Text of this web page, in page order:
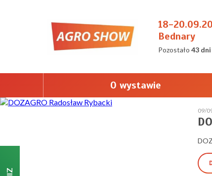
18-
Bednary
Pozostało 43
O wystawie
09/